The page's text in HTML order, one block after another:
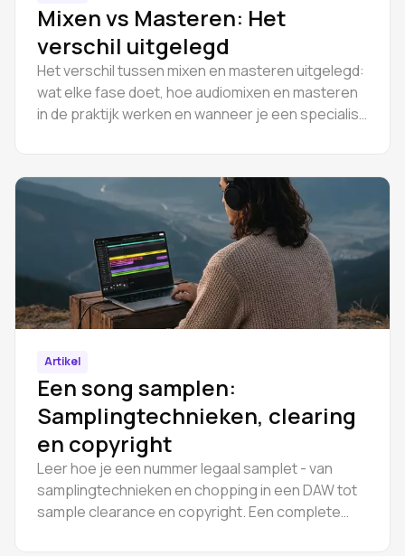
Mixen vs Masteren: Het
verschil uitgelegd
Het verschil tussen mixen en masteren uitgelegd:
wat elke fase doet, hoe audiomixen en masteren
in de praktijk werken en wanneer je een specialist
Artikel
Een song samplen:
Samplingtechnieken, clearing
en copyright
Leer hoe je een nummer legaal samplet - van
samplingtechnieken en chopping in een DAW tot
sample clearance en copyright. Een complete